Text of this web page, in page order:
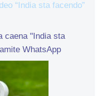
“India sta facendo”
caena "India sta
WhatsApp